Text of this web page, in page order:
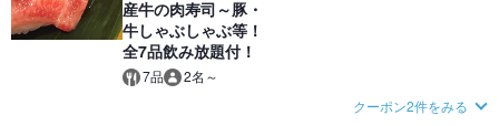
産牛の肉寿司～豚・
牛しゃぶしゃぶ等！
全7品飲み放題付！
7品 2名～
クーポン2件をみる